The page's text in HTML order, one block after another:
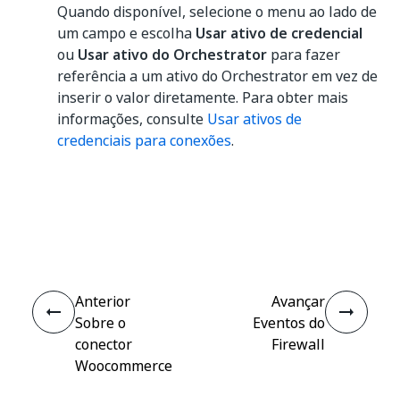
Quando disponível, selecione o menu ao lado de
um campo e escolha Usar ativo de credencial
ou Usar ativo do Orchestrator para fazer
referência a um ativo do Orchestrator em vez de
inserir o valor diretamente. Para obter mais
informações, consulte Usar ativos de
credenciais para conexões.
Anterior
Sobre o
conector
Woocommerce
Avançar
Eventos do
Firewall